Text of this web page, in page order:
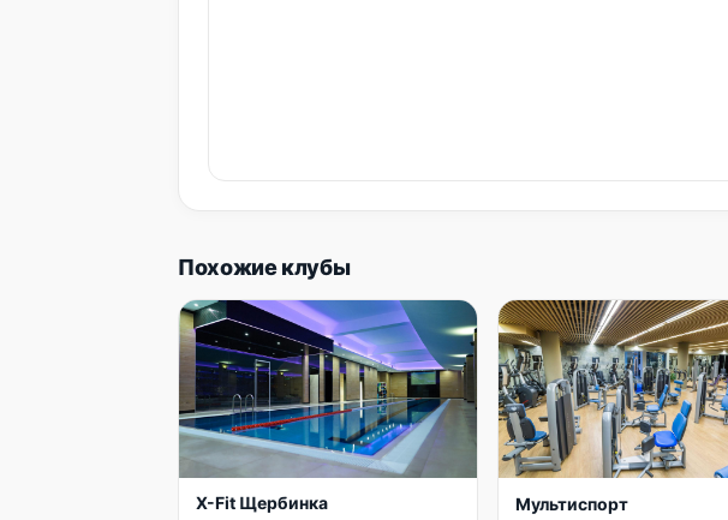
Похожие клубы
X-Fit Щербинка Мультиспорт